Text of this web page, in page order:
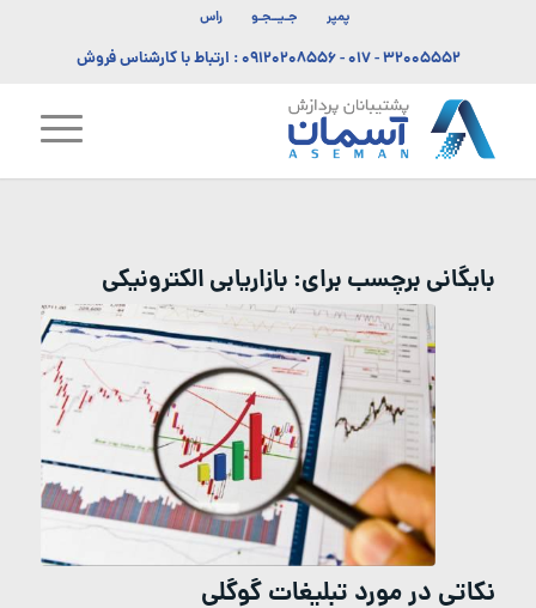
پمپر جـیــجـو راس
۳۲۰۰۵۵۵۲ - ۰۱۷ -۰۹۱۲۰۲۰۸۵۵۶: ارتباط با کارشناس فروش
بایگانی برچسب برای:بازاریابی الکترونیکی
نکاتی در مورد تبلیغات گوگلی